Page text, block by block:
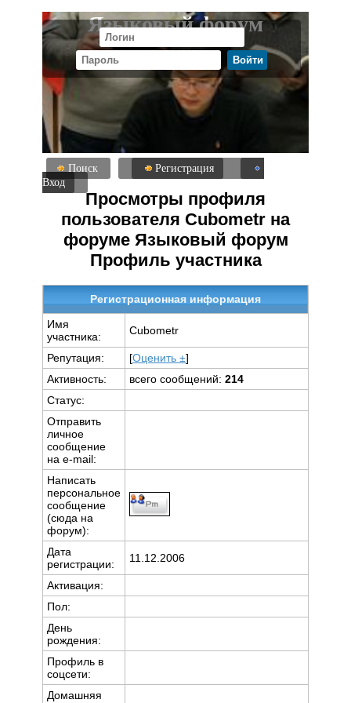
Языковый форум
Поиск
Регистрация
Вход
Просмотры профиля
пользователя Cubometr на
форуме Языковый форум
Профиль участника
Регистрационная информация
Имя
участника:
Cubometr
Репутация: [Оценить ±]
Активность:
всего сообщений: 214
Статус:
Отправить
личное
сообщение
на e-mail:
Написать
персональное
сообщение
(сюда на
форум):
Дата
регистрации:
11.12.2006
Активация:
Пол:
День
рождения:
Профиль в
соцсети:
Домашняя